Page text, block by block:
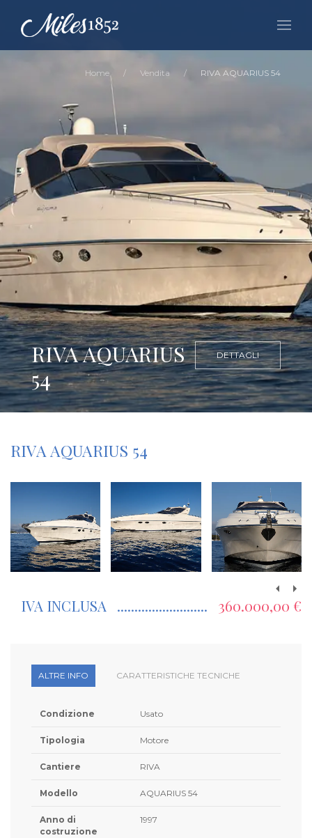
Home Vendita RIVA AQUARIUS 54
RIVA AQUARIUS
54
DETTAGLI
RIVA AQUARIUS 54
IVA INCLUSA 360.000,00 €
ALTRE INFO CARATTERISTICHE TECNICHE
Condizione Usato
Tipologia Motore
Cantiere RIVA
Modello AQUARIUS 54
Anno di
costruzione
1997